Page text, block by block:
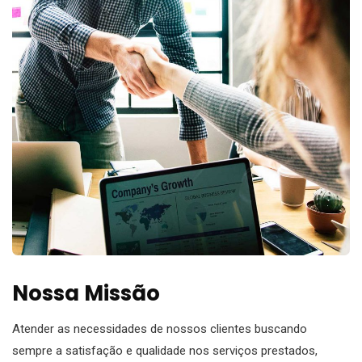
Nossa Missão
Atender as necessidades de nossos clientes buscando
sempre a satisfação e qualidade nos serviços prestados,